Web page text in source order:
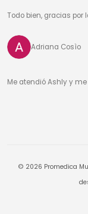
Todo bien, gracias por
Adriana Cosìo
Me atendió Ashly y
© 2026 Promedica